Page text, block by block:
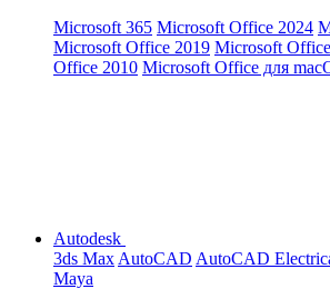
Microsoft 365 Microsoft Office 2024
Microsoft Office 2019 Microsoft
Office 2010 Microsoft Office для
Autodesk
3ds Max AutoCAD AutoCAD
Maya